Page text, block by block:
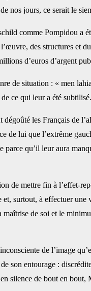
nos jours, ce serait le
comme Pompidou a
des structures et
d’euros d’argent
de situation : « men
ce qui leur a été subtilisé.
les Français de
lui que l’extrême
parce qu’il leur aura
de mettre fin à l’effet-
surtout, à effectuer
de soi et le
de l’image
son entourage :
silence de bout en